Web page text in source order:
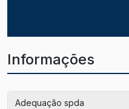
Informações
Adequação spda